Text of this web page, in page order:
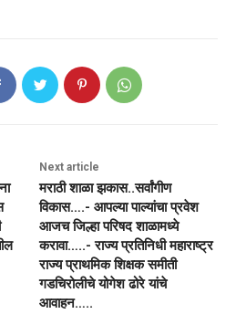
Next article
मराठी शाळा झकास..सर्वांगीण
विकास….- आपल्या पाल्यांचा प्रवेश
आजच जिल्हा परिषद शाळामध्ये
करावा…..- राज्य प्रतिनिधी महाराष्ट्र
राज्य प्राथमिक शिक्षक समीती
गडचिरोलीचे योगेश ढोरे यांचे
आवाहन…..